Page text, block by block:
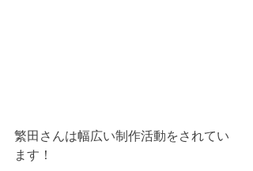
繁田さんは幅広い制作活動をされてい
ます！